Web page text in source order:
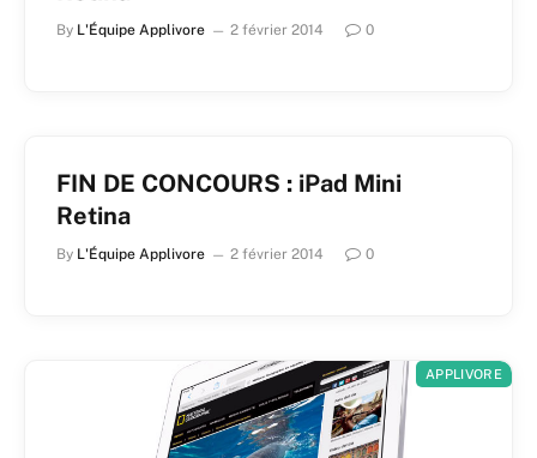
By L'Équipe Applivore 2 février 2014 0
FIN DE CONCOURS : iPad Mini
Retina
By L'Équipe Applivore 2 février 2014 0
APPLIVORE